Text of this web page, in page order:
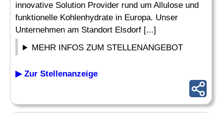
innovative Solution Provider rund um Allulose und
funktionelle Kohlenhydrate in Europa. Unser
Unternehmen am Standort Elsdorf [...]
MEHR INFOS ZUM STELLENANGEBOT
▶ Zur Stellenanzeige